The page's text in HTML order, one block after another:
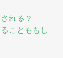
れる？
ことももし